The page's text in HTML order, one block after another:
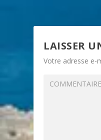
LAISSER
Votre adresse e-